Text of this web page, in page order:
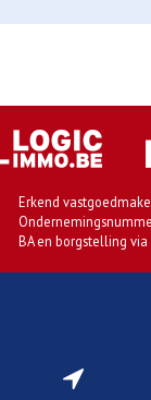
Erkend
BA en borgstelling via